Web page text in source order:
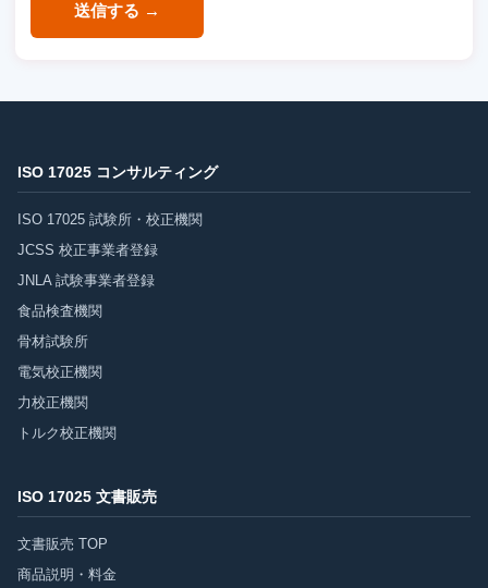
送信する →
ISO 17025 コンサルティング
ISO 17025 試験所・校正機関
JCSS 校正事業者登録
JNLA 試験事業者登録
食品検査機関
骨材試験所
電気校正機関
力校正機関
トルク校正機関
ISO 17025 文書販売
文書販売 TOP
商品説明・料金